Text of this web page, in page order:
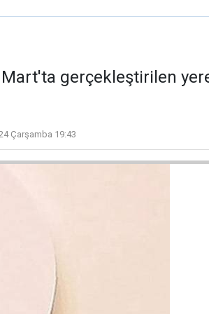
gerçekleştirilen
Çarşamba 19:43